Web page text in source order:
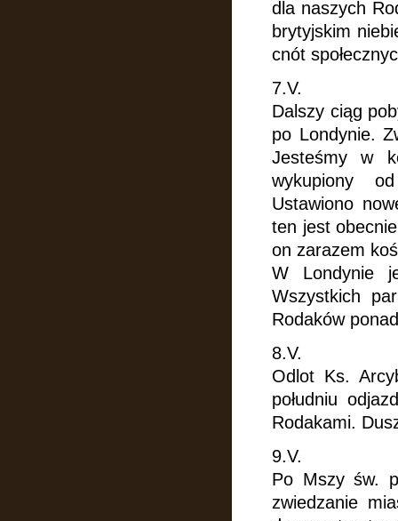
dla naszych
brytyjskim
cnót
7.V.
Dalszy ciąg
po Londynie.
Jesteśmy w
wykupiony
Ustawiono
ten jest
on zarazem
W Londynie
Wszystkich
Rodaków
8.V.
Odlot Ks.
południu
Rodakami.
9.V.
Po Mszy św.
zwiedzanie